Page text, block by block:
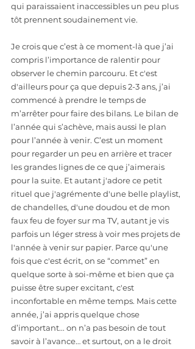
qui paraissaient inaccessibles un peu plus
tôt prennent soudainement vie.
Je crois que c’est à ce moment-là que j’ai
compris l’importance de ralentir pour
observer le chemin parcouru. Et c'est
d'ailleurs pour ça que depuis 2-3 ans, j’ai
commencé à prendre le temps de
m’arrêter pour faire des bilans. Le bilan de
l’année qui s’achève, mais aussi le plan
pour l’année à venir. C’est un moment
pour regarder un peu en arrière et tracer
les grandes lignes de ce que j’aimerais
pour la suite. Et autant j'adore ce petit
rituel que j'agrémente d'une belle playlist,
de chandelles, d'une doudou et de mon
faux feu de foyer sur ma TV, autant je vis
parfois un léger stress à voir mes projets de
l'année à venir sur papier. Parce qu'une
fois que c'est écrit, on se “commet” en
quelque sorte à soi-même et bien que ça
puisse être super excitant, c'est
inconfortable en même temps. Mais cette
année, j’ai appris quelque chose
d’important... on n’a pas besoin de tout
savoir à l’avance… et surtout, on a le droit